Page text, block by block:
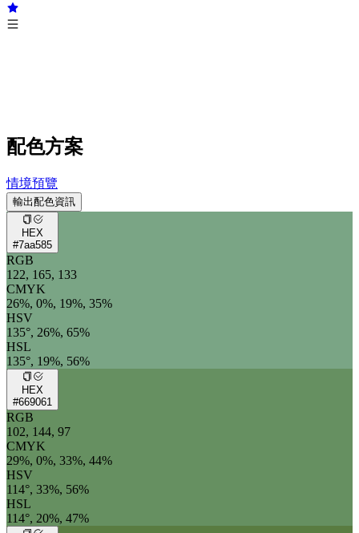
配色方案
情境預覽
輸出配色資訊
HEX
#7aa585
RGB
122, 165, 133
CMYK
26%, 0%, 19%, 35%
HSV
135°, 26%, 65%
HSL
135°, 19%, 56%
HEX
#669061
RGB
102, 144, 97
CMYK
29%, 0%, 33%, 44%
HSV
114°, 33%, 56%
HSL
114°, 20%, 47%